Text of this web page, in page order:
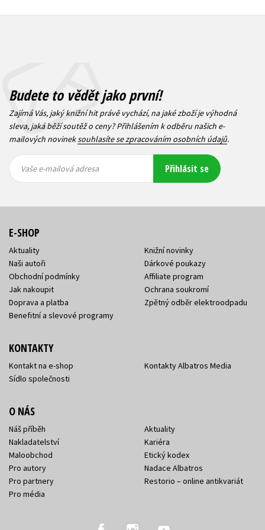
Budete to vědět jako první!
Zajímá Vás, jaký knižní hit právě vychází, na jaké zboží je výhodná
sleva, jaká běží soutěž o ceny? Přihlášením k odběru našich e-
mailových novineksouhlasíte se zpracováním osobních údajů.
mailová
mailová
Vaše e-mailová adresa Přihlásit se
E-SHOP
Aktuality
Naši autoři
Obchodní podmínky
Jak nakoupit
Doprava a platba
Benefitní a slevové programy
Knižní novinky
Dárkové poukazy
Affiliate program
Ochrana soukromí
Zpětný odběr elektroodpadu
KONTAKTY
Kontakt na e-shop
Sídlo společnosti
Kontakty Albatros Media
O NÁS
Náš příběh
Nakladatelství
Maloobchod
Pro autory
Pro partnery
Pro média
Aktuality
Kariéra
Etický kodex
Nadace Albatros
Restorio – online antikvariát